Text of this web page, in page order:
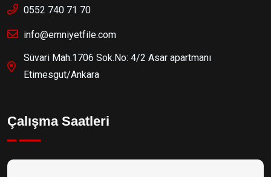
0552 740 71 70
info@emniyetfile.com
Süvari Mah.1706 Sok.No: 4/2 Asar apartmanı
Etimesgut/Ankara
Çalışma Saatleri